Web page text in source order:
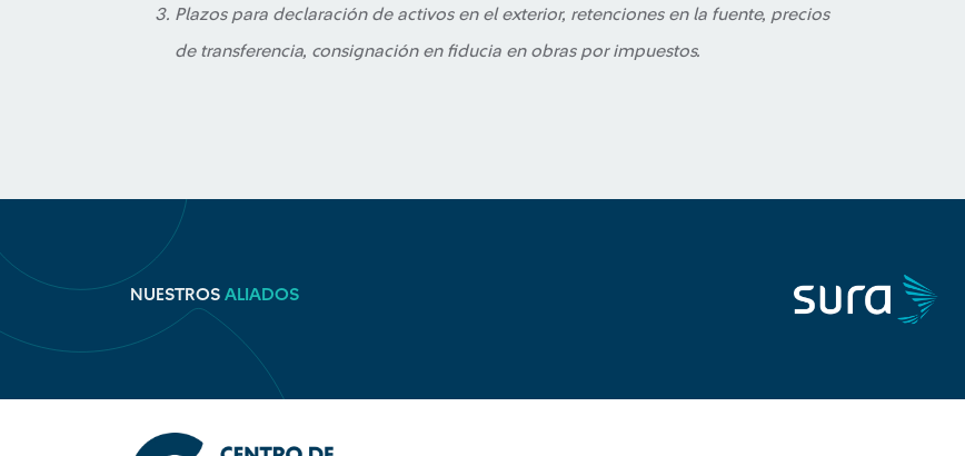
Plazos para declaración de activos en el exterior, retenciones en la fuente, precios
de transferencia, consignación en fiducia en obras por impuestos.
NUESTROS ALIADOS